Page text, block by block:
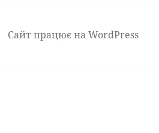
Сайт працює на WordPress